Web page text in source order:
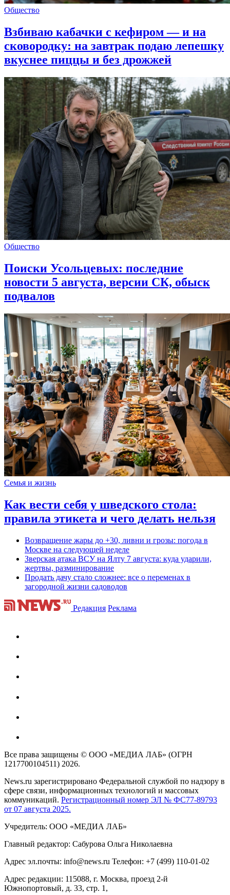
Общество
Взбиваю кабачки с кефиром — и на
сковородку: на завтрак подаю лепешку
вкуснее пиццы и без дрожжей
Общество
Поиски Усольцевых: последние
новости 5 августа, версии СК, обыск
подвалов
Семья и жизнь
Как вести себя у шведского стола:
правила этикета и чего делать нельзя
Возвращение жары до +30, ливни и грозы: погода в
Москве на следующей неделе
Зверская атака ВСУ на Ялту 7 августа: куда ударили,
жертвы, разминирование
Продать дачу стало сложнее: все о переменах в
загородной жизни садоводов
Редакция Реклама
Все права защищены © ООО «МЕДИА ЛАБ» (ОГРН
1217700104511) 2026.
News.ru зарегистрировано Федеральной службой по надзору в
сфере связи, информационных технологий и массовых
коммуникаций. Регистрационный номер ЭЛ № ФС77-89793
от 07 августа 2025.
Учредитель: ООО «МЕДИА ЛАБ»
Главный редактор: Сабурова Ольга Николаевна
Адрес эл.почты: info@news.ru Телефон: +7 (499) 110-01-02
Адрес редакции: 115088, г. Москва, проезд 2-й
Южнопортовый, д. 33, стр. 1,